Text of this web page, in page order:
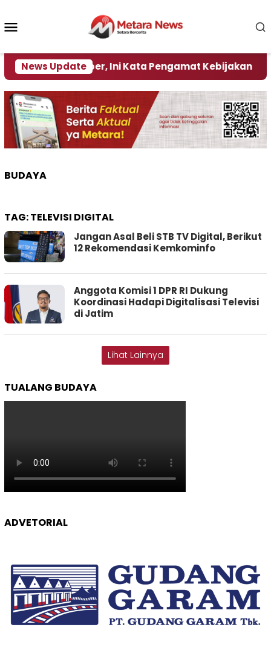
konten
News Update
Pemkab Jember, Ini Kata Pengamat Kebijakan
BUDAYA
TAG:TELEVISI DIGITAL
Jangan Asal Beli STB TV Digital, Berikut
12 Rekomendasi Kemkominfo
Anggota Komisi 1 DPR RI Dukung
Koordinasi Hadapi Digitalisasi Televisi
di Jatim
Lihat Lainnya
TUALANG BUDAYA
ADVETORIAL